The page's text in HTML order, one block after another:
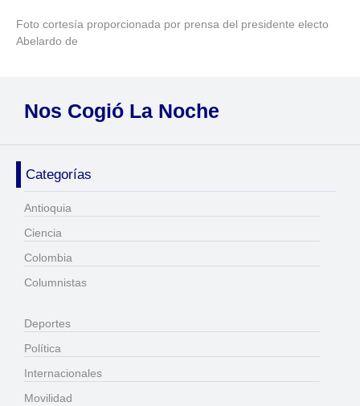
Foto cortesía proporcionada por prensa del presidente electo
Abelardo de
Nos Cogió La Noche
Categorías
Antioquia
Ciencia
Colombia
Columnistas
Deportes
Política
Internacionales
Movilidad